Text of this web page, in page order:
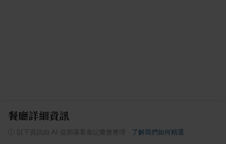
餐廳詳細資訊
以下資訊由 AI 從部落客食記彙整整理 了解我們如何精選